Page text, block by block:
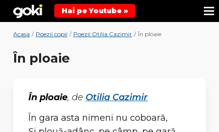
Hai pe Youtube »
Acasa / Poezii copii / Poezii Otilia Cazimir / În ploaie
În ploaie
În ploaie, de Otilia Cazimir
În gara asta nimeni nu coboară,